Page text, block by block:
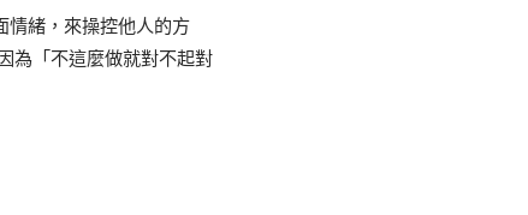
緒，來操控他人的方
為「不這麼做就對不起對